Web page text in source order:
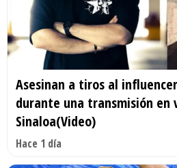
Asesinan a tiros al
durante una transmisión en
Sinaloa(Video)
Hace 1 día